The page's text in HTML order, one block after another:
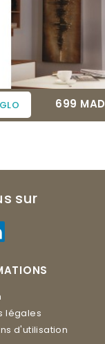
Prix
699 MAD
sur
légales
d'utilisation